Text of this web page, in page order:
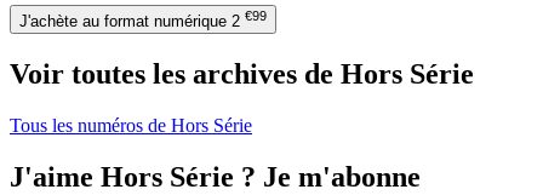
J'achète au format numérique 2 €99
Voir toutes les archives de Hors Série
Tous les numéros de Hors Série
J'aime Hors Série ? Je m'abonne